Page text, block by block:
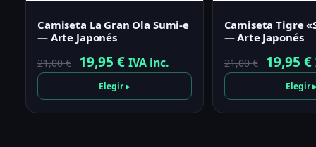
Camiseta La Gran Ola Sumi-e
— Arte Japonés
21,00€
El
precio
original
19,95 €El
precio
actual
IVA inc.
Elegir ▸
Camiseta Tigre
— Arte Japonés
21,00€
El
precio
19,95 €
Elegir ▸